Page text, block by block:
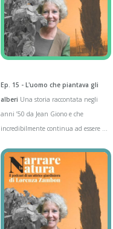
Ep. 15 - L'uomo che piantava gli
alberi Una storia raccontata negli
anni ’50 da Jean Giono e che
incredibilmente continua ad essere ...